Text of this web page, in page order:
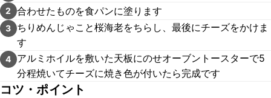
2 合わせたものを食パンに塗ります
3
ちりめんじゃこと桜海老をちらし、最後にチーズをかけま
す
4
アルミホイルを敷いた天板にのせオーブントースターで5
分程焼いてチーズに焼き色が付いたら完成です
コツ・ポイント